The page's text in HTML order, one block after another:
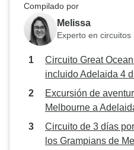
Compilado por
Melissa
Experto en circuitos
Circuito Great
incluido Adelaida 4
Excursión de
Melbourne a
Circuito de 3 días
los Grampians de